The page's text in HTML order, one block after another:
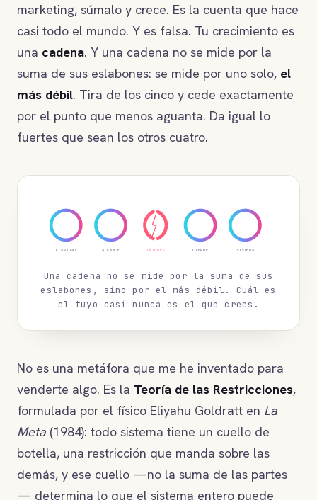
marketing, súmalo y crece. Es la cuenta que hace
casi todo el mundo. Y es falsa. Tu crecimiento es
una cadena. Y una cadena no se mide por la
suma de sus eslabones: se mide por uno solo, el
más débil. Tira de los cinco y cede exactamente
por el punto que menos aguanta. Da igual lo
fuertes que sean los otros cuatro.
CLARIDAD ALCANCE INTERÉS CIERRE SISTEMA
Una cadena no se mide por la suma de sus
eslabones, sino por el más débil. Cuál es
el tuyo casi nunca es el que crees.
No es una metáfora que me he inventado para
venderte algo. Es la Teoría de las Restricciones,
formulada por el físico Eliyahu Goldratt en La
Meta (1984): todo sistema tiene un cuello de
botella, una restricción que manda sobre las
demás, y ese cuello —no la suma de las partes
— determina lo que el sistema entero puede